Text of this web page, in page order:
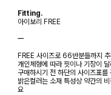
Fitting.
아이보리 FREE
ㅡ
FREE 사이즈로 66반분들까지
개인체형에 따라 핏이나 기장이 달
구매하시기 전 하단의 사이즈표를
밝은컬러는 소재 특성상 약간의
요